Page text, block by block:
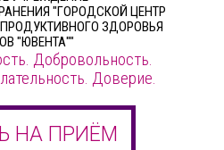
"ГОРОДСКОЙ ЦЕНТР
ЗДОРОВЬЯ
"ЮВЕНТА""
Добровольность.
Доверие.
НА ПРИЁМ